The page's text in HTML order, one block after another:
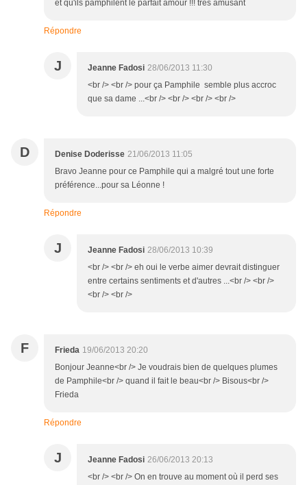
et qu'ils pamphilent le parfait amour !!! très amusant
Répondre
J Jeanne Fadosi 28/06/2013 11:30
<br /> <br /> pour ça Pamphile semble plus accroc
que sa dame ...<br /> <br /> <br /> <br />
D Denise Doderisse 21/06/2013 11:05
Bravo Jeanne pour ce Pamphile qui a malgré tout une forte
préférence...pour sa Léonne !
Répondre
J Jeanne Fadosi 28/06/2013 10:39
<br /> <br /> eh oui le verbe aimer devrait distinguer
entre certains sentiments et d'autres ...<br /> <br />
<br /> <br />
F Frieda 19/06/2013 20:20
Bonjour Jeanne<br /> Je voudrais bien de quelques plumes
de Pamphile<br /> quand il fait le beau<br /> Bisous<br />
Frieda
Répondre
J Jeanne Fadosi 26/06/2013 20:13
<br /> <br /> On en trouve au moment où il perd ses